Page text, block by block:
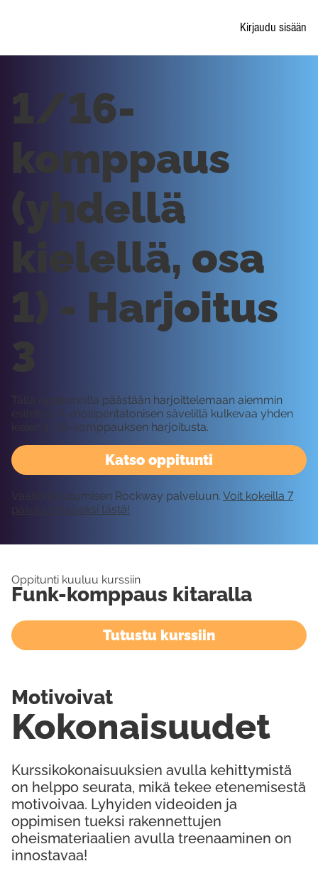
Kirjaudu sisään
Katso oppitunti
1/16-
komppaus
(yhdellä
kielellä, osa
1) - Harjoitus
3
Tällä oppitunnilla päästään harjoittelemaan aiemmin
esiteltyä A-mollipentatonisen sävelillä kulkevaa yhden
kielen 1/16-komppauksen harjoitusta.
Vaatii kirjautumisen Rockway palveluun. Voit kokeilla 7
päivää ilmaiseksi tästä!
Oppitunti kuuluu kurssiin
Funk-komppaus kitaralla
Tutustu kurssiin
Kurssikokonaisuuksien avulla kehittymistä
on helppo seurata, mikä tekee etenemisestä
motivoivaa. Lyhyiden videoiden ja
oppimisen tueksi rakennettujen
oheismateriaalien avulla treenaaminen on
innostavaa!
Kokonaisuudet
Motivoivat